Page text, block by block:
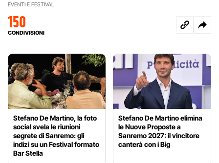
EVENTI E FESTIVAL
150
CONDIVISIONI
Stefano De Martino, la foto
social svela le riunioni
segrete di Sanremo: gli
indizi su un Festival formato
Bar Stella
Stefano De Martino elimina
le Nuove Proposte a
Sanremo 2027: il vincitore
canterà con i Big